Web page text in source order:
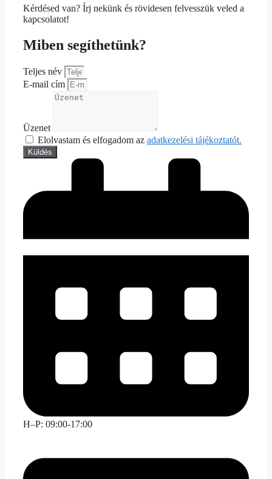
Kérdésed van? Írj nekünk és rövidesen felvesszük veled a
kapcsolatot!
Miben segíthetünk?
Teljes név
E-mail cím
Üzenet
Elolvastam és elfogadom az adatkezelési tájékoztatót.
Küldés
H–P: 09:00-17:00